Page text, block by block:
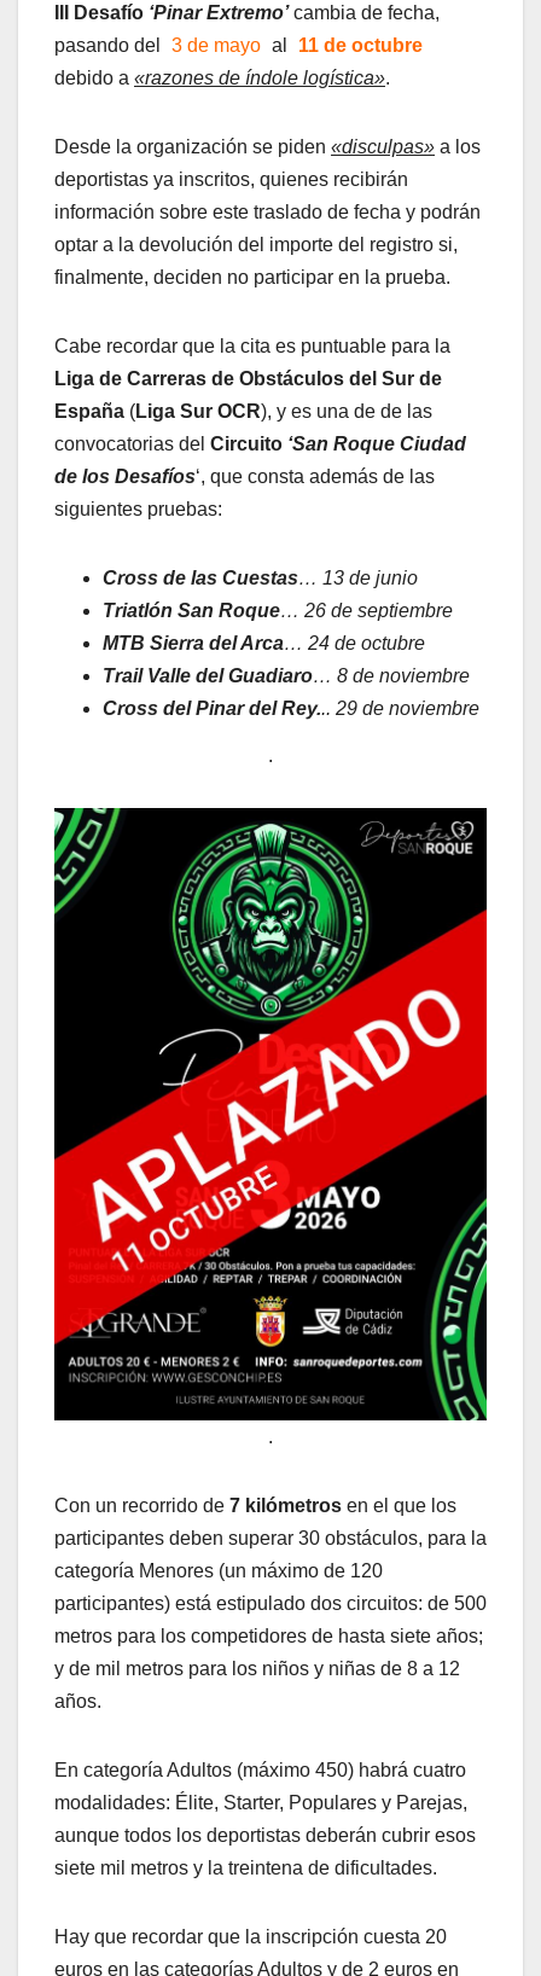
III Desafío ‘Pinar Extremo’cambia de fecha,
pasando del
3 de mayo al
11 de octubre
debido a «razones de índole logística».
Desde la organización se piden «disculpas» a los
deportistas ya inscritos, quienes recibirán
información sobre este traslado de fecha y podrán
optar a la devolución del importe del registro si,
finalmente, deciden no participar en la prueba.
Cabe recordar que la cita es puntuable para la
Liga de Carreras de Obstáculos del Sur de
España (Liga Sur OCR), y es una de de las
convocatorias del Circuito ‘San Roque Ciudad
de los Desafíos‘, que consta además de las
siguientes pruebas:
Cross de las Cuestas… 13 de junio
Triatlón San Roque… 26 de septiembre
MTB Sierra del Arca… 24 de octubre
Trail Valle del Guadiaro… 8 de noviembre
Cross del Pinar del Rey... 29 de noviembre
.
.
Con un recorrido de 7 kilómetros en el que los
participantes deben superar 30 obstáculos, para la
categoría Menores (un máximo de 120
participantes) está estipulado dos circuitos: de 500
metros para los competidores de hasta siete años;
y de mil metros para los niños y niñas de 8 a 12
años.
En categoría Adultos (máximo 450) habrá cuatro
modalidades: Élite, Starter, Populares y Parejas,
aunque todos los deportistas deberán cubrir esos
siete mil metros y la treintena de dificultades.
Hay que recordar que la inscripción cuesta 20
euros en las categorías Adultos y de 2 euros en